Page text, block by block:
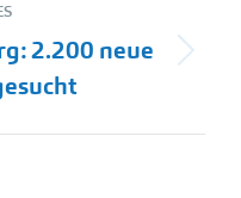
2.200 neue